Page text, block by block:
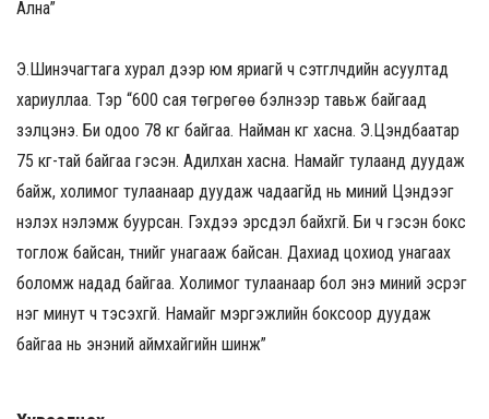
Ална”
Э.Шинэчагтага хурал дээр юм яриагүй ч сэтгүүлчдийн асуултад
хариуллаа. Тэр “600 сая төгрөгөө бэлнээр тавьж байгаад
үзэлцэнэ. Би одоо 78 кг байгаа. Найман кг хасна. Э.Цэндбаатар
75 кг-тай байгаа гэсэн. Адилхан хасна. Намайг тулаанд дуудаж
байж, холимог тулаанаар дуудаж чадаагүйд нь миний Цэндээг
үнэлэх үнэлэмж буурсан. Гэхдээ эрсдэл байхгүй. Би ч гэсэн бокс
тоглож байсан, түүнийг унагааж байсан. Дахиад цохиод унагаах
боломж надад байгаа. Холимог тулаанаар бол энэ миний эсрэг
нэг минут ч тэсэхгүй. Намайг мэргэжлийн боксоор дуудаж
байгаа нь энэний аймхайгийн шинж”